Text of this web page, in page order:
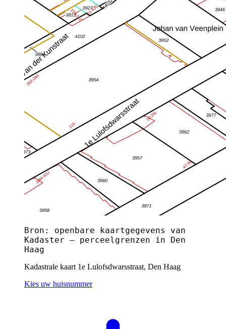
Bron: openbare kaartgegevens van
Kadaster — perceelgrenzen in Den
Haag
Kadastrale kaart 1e Lulofsdwarsstraat, Den Haag
Kies uw huisnummer